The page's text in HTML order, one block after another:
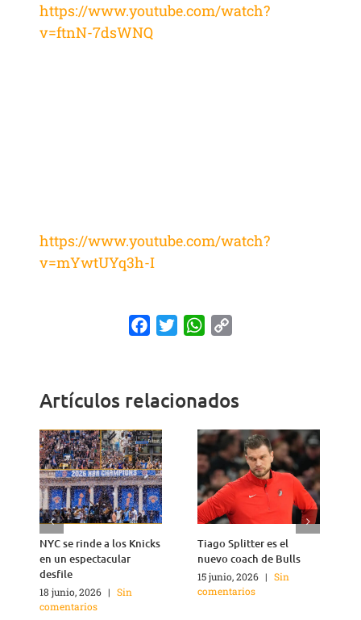
https://www.youtube.com/watch?
v=ftnN-7dsWNQ
https://www.youtube.com/watch?
v=mYwtUYq3h-I
FacebookTwitterWhatsApp
Artículos relacionados
NYC se rinde a los Knicks
en un espectacular
desfile
18 junio, 2026 | Sin
comentarios
Tiago Splitter es el
nuevo coach de Bulls
15 junio, 2026 | Sin
comentarios